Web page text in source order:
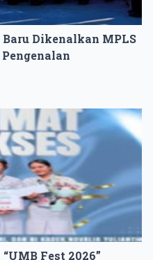
Dikenalkan MPLS
Fest 2026”